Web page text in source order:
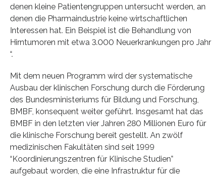
denen kleine Patientengruppen untersucht werden, an
denen die Pharmaindustrie keine wirtschaftlichen
Interessen hat. Ein Beispiel ist die Behandlung von
Hirntumoren mit etwa 3.000 Neuerkrankungen pro Jahr
“.
Mit dem neuen Programm wird der systematische
Ausbau der klinischen Forschung durch die Förderung
des Bundesministeriums für Bildung und Forschung,
BMBF, konsequent weiter geführt. Insgesamt hat das
BMBF in den letzten vier Jahren 280 Millionen Euro für
die klinische Forschung bereit gestellt. An zwölf
medizinischen Fakultäten sind seit 1999
“Koordinierungszentren für Klinische Studien”
aufgebaut worden, die eine Infrastruktur für die